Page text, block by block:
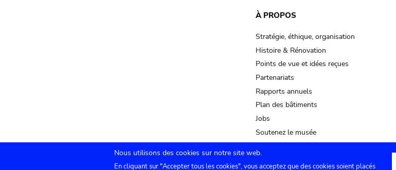
À PROPOS
Stratégie, éthique, organisation
Histoire & Rénovation
Points de vue et idées reçues
Partenariats
Rapports annuels
Plan des bâtiments
Jobs
Soutenez le musée
Nous utilisons des cookies sur notre site web.
En cliquant sur "Accepter tous les cookies", vous acceptez que des cookies soient placés